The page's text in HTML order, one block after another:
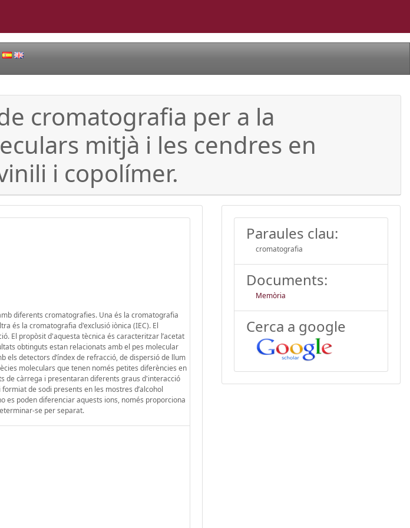
cromatografia per a la
mitjà i les cendres en
i copolímer.
diferents cromatografies. Una és la cromatografia
és la cromatografia d'exclusió iònica (IEC). El
El propòsit d'aquesta tècnica és caracteritzar l’acetat
obtinguts estan relacionats amb el pes molecular
els detectors d’índex de refracció, de dispersió de llum
moleculars que tenen només petites diferències en
de càrrega i presentaran diferents graus d'interacció
de sodi presents en les mostres d’alcohol
es poden diferenciar aquests ions, només proporciona
­se per separat.
Paraules clau:
cromatografia
Documents:
Memòria
Cerca a google